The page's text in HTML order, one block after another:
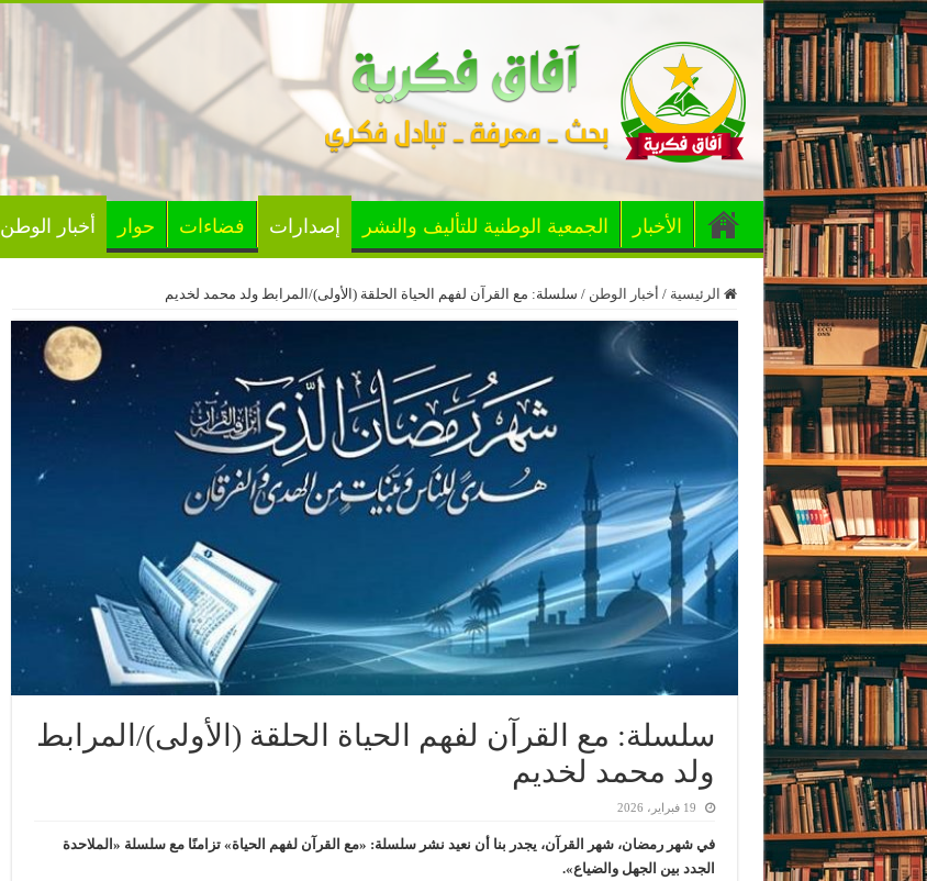
الأخبار الجمعية الوطنية للتأليف والنشر إصدارات فضاءات حوار أخبار الوطن
الرئيسية / أخبار الوطن / سلسلة: مع القرآن لفهم الحياة الحلقة (الأولى)/المرابط ولد محمد لخديم
سلسلة: مع القرآن لفهم الحياة الحلقة (الأولى)/المرابط
ولد محمد لخديم
19 فبراير، 2026
في شهر رمضان، شهر القرآن، يجدر بنا أن نعيد نشر سلسلة: «مع القرآن لفهم الحياة» تزامنًا مع سلسلة «الملاحدة
الجدد بين الجهل والضياع».